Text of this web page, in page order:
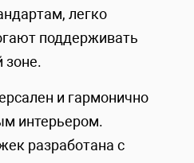
легко
поддерживать
зоне.
и гармонично
интерьером.
разработана с